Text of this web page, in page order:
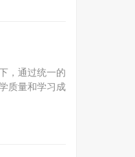
，通过统一的
质量和学习成
员的全面发展